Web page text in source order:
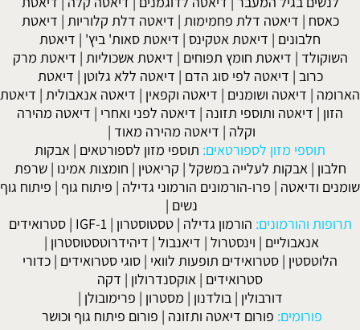
כאסח | דיאטה דלת פחמימות | דיאטה דלת קלוריות | דיאטת
חלבונים | דיאטת אטקינס | דיאטת סאות' ביץ' | דיאטת
השוקולד | דיאטת חומץ תפוחים | דיאטת אשכוליות | דיאטת מרק
כרוב | דיאטה לפי סוג הדם | דיאטה ללא גלוטן | דיאטת
הארומה | דיאטה ושומנים | דיאטה וקפאין | דיאטה אנאבולית | דיאטת
הזון | דיאטה ותוספי תזונה | דיאטה לפני ואחרי | דיאטה מהירה
וקלה | דיאטה מהירה מאוד |
תוספי מזון לספורטאים: תוספי מזון לספורטאים | אבקות
חלבון | אבקות לעלייה במשקל | קריאטין | חומצות אמינו |שרפת
שומנים ודיאטה | פרו-הורמונים הורמוני גדילה | פיתוח גוף | פיתוח גוף
נשים |
תרופות והורמונים: הורמון גדילה |טסטוסטרון |
IGF-1
|סטרואידים
אנאבוליים | וינסטרול | דיאנבול | דיהידרוטסטוסטרון |
הלוטסטין | סטרואידים תופעות לוואי | סוגי סטרואידים | כדורי
סטרואידים | אוקסנדרולון | דקה
דורבולין | בולדנון | מסטרון | פרימובולן |
פורומים: פורום דיאטה ותזונה | פורום פיתוח גוף וכושר